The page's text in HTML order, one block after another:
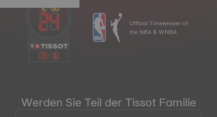
03: 16
Official Timekeeper of
the NBA & WNBA
Werden Sie Teil der Tissot Familie